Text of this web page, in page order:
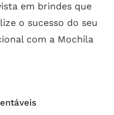
em brindes que
o sucesso do seu
com a Mochila